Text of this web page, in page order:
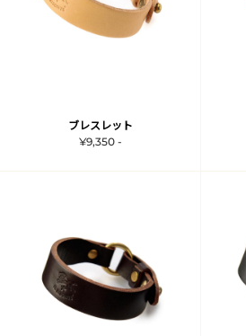
ブレスレット
¥9,350 -